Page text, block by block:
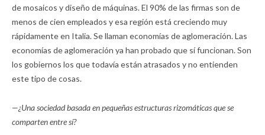
de mosaicos y diseño de máquinas. El 90% de las firmas son de
menos de cien empleados y esa región está creciendo muy
rápidamente en Italia. Se llaman economías de aglomeración. Las
economías de aglomeración ya han probado que sí funcionan. Son
los gobiernos los que todavía están atrasados y no entienden
este tipo de cosas.
—¿Una sociedad basada en pequeñas estructuras rizomáticas que se
comparten entre sí?